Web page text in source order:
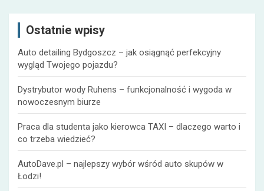
Ostatnie wpisy
Auto detailing Bydgoszcz – jak osiągnąć perfekcyjny
wygląd Twojego pojazdu?
Dystrybutor wody Ruhens – funkcjonalność i wygoda w
nowoczesnym biurze
Praca dla studenta jako kierowca TAXI – dlaczego warto i
co trzeba wiedzieć?
AutoDave.pl – najlepszy wybór wśród auto skupów w
Łodzi!